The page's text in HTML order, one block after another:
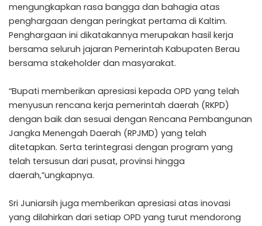
mengungkapkan rasa bangga dan bahagia atas
penghargaan dengan peringkat pertama di Kaltim.
Penghargaan ini dikatakannya merupakan hasil kerja
bersama seluruh jajaran Pemerintah Kabupaten Berau
bersama stakeholder dan masyarakat.
“Bupati memberikan apresiasi kepada OPD yang telah
menyusun rencana kerja pemerintah daerah (RKPD)
dengan baik dan sesuai dengan Rencana Pembangunan
Jangka Menengah Daerah (RPJMD) yang telah
ditetapkan. Serta terintegrasi dengan program yang
telah tersusun dari pusat, provinsi hingga
daerah,”ungkapnya.
Sri Juniarsih juga memberikan apresiasi atas inovasi
yang dilahirkan dari setiap OPD yang turut mendorong